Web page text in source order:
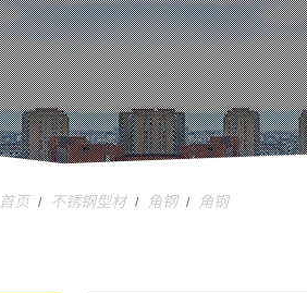
首页 / 不锈钢型材 / 角钢 / 角钢